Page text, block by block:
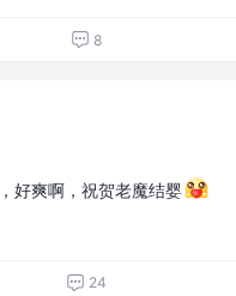
8
好爽啊，祝贺老魔结婴
24